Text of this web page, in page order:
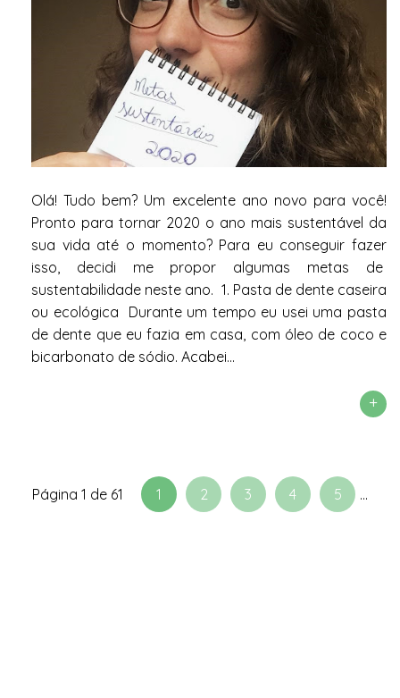
Olá! Tudo bem? Um excelente ano novo para você!
Pronto para tornar 2020 o ano mais sustentável da
sua vida até o momento? Para eu conseguir fazer
isso, decidi me propor algumas metas de
sustentabilidade neste ano. 1. Pasta de dente caseira
ou ecológica Durante um tempo eu usei uma pasta
de dente que eu fazia em casa, com óleo de coco e
bicarbonato de sódio. Acabei...
+
Página 1 de 61 1 2 3 4 5
...